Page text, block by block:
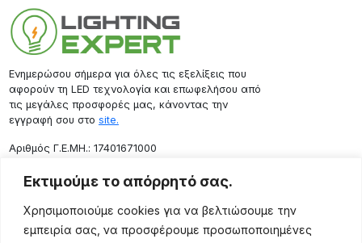
Εκτιμούμε το απόρρητό σας.
Χρησιμοποιούμε cookies για να βελτιώσουμε την
εμπειρία σας, να προσφέρουμε προσωποποιημένες
Ενημερώσου σήμερα για όλες τις εξελίξεις που
αφορούν τη LED τεχνολογία και επωφελήσου από
τις μεγάλες προσφορές μας, κάνοντας την
εγγραφή σου στο site.
Aριθμός Γ.Ε.ΜΗ.: 17401671000
Επικοινωνία
Ρόδου 133, Αθήνα 10443
(+30) 211 725 5427